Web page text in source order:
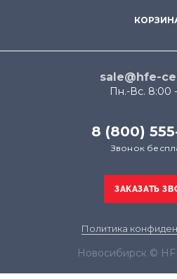
sale@hfe-
Пн.-Вс. 8:00
8 (800)
Звонок
Политика
Новосибирск ©